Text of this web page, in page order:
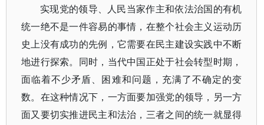
实现党的领导、人民当家作主和依法治国的有机
统一绝不是一件容易的事情，在整个社会主义运动历
史上没有成功的先例，它需要在民主建设实践中不断
地进行探索。同时，当代中国正处于社会转型时期，
面临着不少矛盾、困难和问题，充满了不确定的变
数。在这种情况下，一方面要加强党的领导，另一方
面又要切实推进民主和法治，三者之间的统一就显得